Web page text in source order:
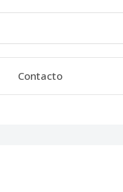
Contacto